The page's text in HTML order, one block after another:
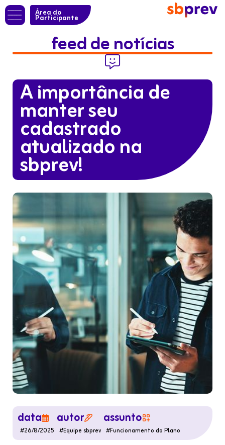
Área do
Participante
feed de notícias

A importância de
manter seu
cadastrado
atualizado na
sbprev!
data
#26/8/2025
autor
#Equipe sbprev
assunto
#Funcionamento do Plano